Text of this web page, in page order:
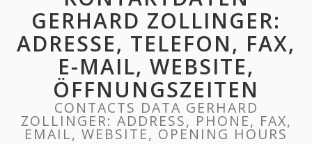
GERHARD ZOLLINGER:
ADRESSE, TELEFON, FAX,
E-MAIL, WEBSITE,
ÖFFNUNGSZEITEN
CONTACTS DATA GERHARD
ZOLLINGER: ADDRESS, PHONE, FAX,
EMAIL, WEBSITE, OPENING HOURS